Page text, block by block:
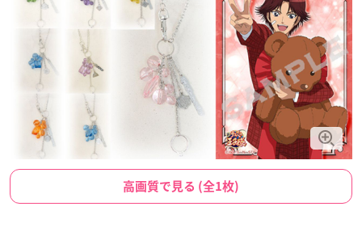
高画質で見る (全1枚)